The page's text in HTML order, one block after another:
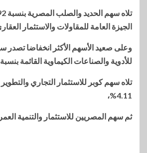
الجيزة العامة للمقاولات والاستثمار العقاري
وعلى صعيد الأسهم الأكثر انخفاضا تصدر
للأدوية والصناعات الكيماوية القائمة بنسبة 4.33%
تلاه سهم كوبر للاستثمار التجاري
4.11%،
ثم سهم المصريين للاستثمار والتنمية العمرانية